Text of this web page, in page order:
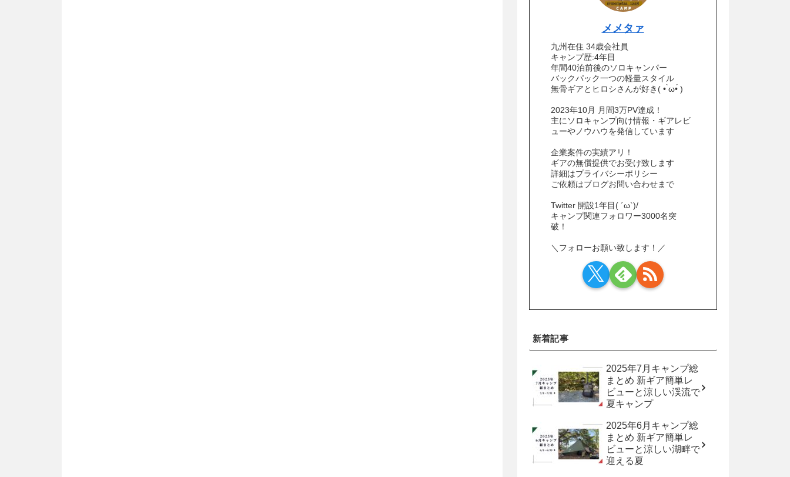
メメタァ
九州在住 34歳会社員
キャンプ歴:4年目
年間40泊前後のソロキャンパー
バックパック一つの軽量スタイル
無骨ギアとヒロシさんが好き( • ̀ω•́ )
2023年10月 月間3万PV達成！
主にソロキャンプ向け情報・ギアレビ
ューやノウハウを発信しています
企業案件の実績アリ！
ギアの無償提供でお受け致します
詳細はプライバシーポリシー
ご依頼はブログお問い合わせまで
Twitter 開設1年目( ´ω`)/
キャンプ関連フォロワー3000名突
破！
＼フォローお願い致します！／
新着記事
2025年7月キャンプ総
まとめ 新ギア簡単レ
ビューと涼しい渓流で
夏キャンプ
2025年6月キャンプ総
まとめ 新ギア簡単レ
ビューと涼しい湖畔で
迎える夏